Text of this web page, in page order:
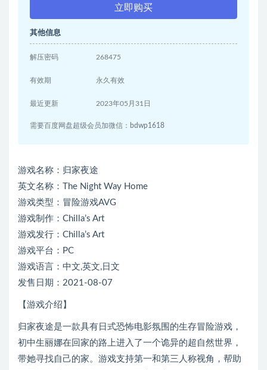
立即购买
其他信息
解压密码 268475
有效期 永久有效
最近更新 2023年05月31日
需要百度网盘超级会员加微信：bdwp1618
游戏名称：归家夜途
英文名称：The Night Way Home
游戏类型：冒险游戏AVG
游戏制作：Chilla’s Art
游戏发行：Chilla’s Art
游戏平台：PC
游戏语言：中文,英文,日文
发售日期：2021-08-07
【游戏介绍】
归家夜途是一款具有日式恐怖电影氛围的生存冒险游戏，
初中生丽娜在回家的路上进入了一个诡异的超自然世界，
带她寻找自己的家。游戏支持第一和第三人称视角，帮助